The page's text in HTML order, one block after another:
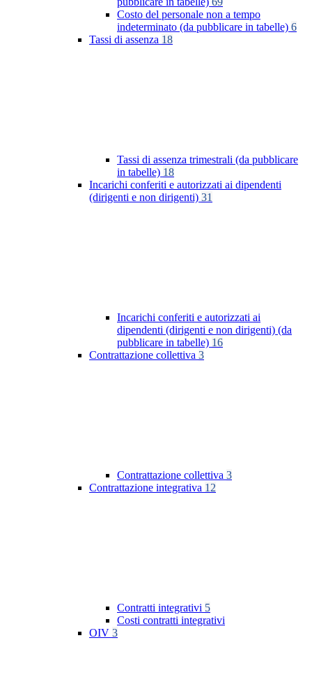
Costo del personale non a tempo
indeterminato (da pubblicare in tabelle) 6
Tassi di assenza 18
Tassi di assenza trimestrali (da pubblicare
in tabelle) 18
Incarichi conferiti e autorizzati ai dipendenti
(dirigenti e non dirigenti) 31
Incarichi conferiti e autorizzati ai
dipendenti (dirigenti e non dirigenti) (da
pubblicare in tabelle) 16
Contrattazione collettiva 3
Contrattazione collettiva 3
Contrattazione integrativa 12
Contratti integrativi 5
Costi contratti integrativi
OIV 3